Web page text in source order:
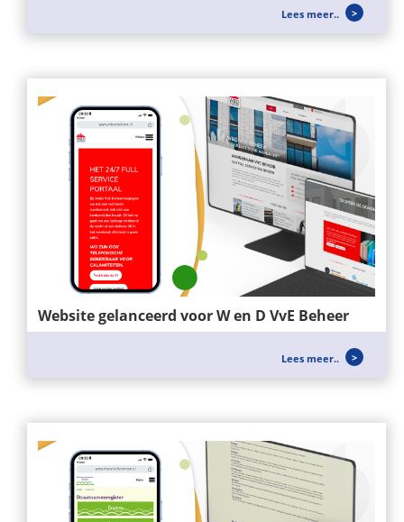
Lees meer..
Website gelanceerd voor W en D VvE Beheer
Voor W&D VvE BEHEER hebben wij een nieuwe
website mogen opzetten, zei richten...Lees meer..